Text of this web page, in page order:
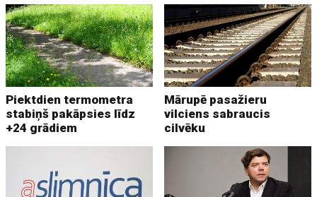
Piektdien termometra
stabiņš pakāpsies līdz
+24 grādiem
Mārupē pasažieru
vilciens sabraucis
cilvēku